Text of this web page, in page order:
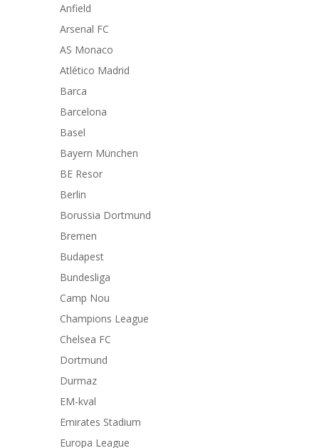
Anfield
Arsenal FC
AS Monaco
Atlético Madrid
Barca
Barcelona
Basel
Bayern München
BE Resor
Berlin
Borussia Dortmund
Bremen
Budapest
Bundesliga
Camp Nou
Champions League
Chelsea FC
Dortmund
Durmaz
EM-kval
Emirates Stadium
Europa League